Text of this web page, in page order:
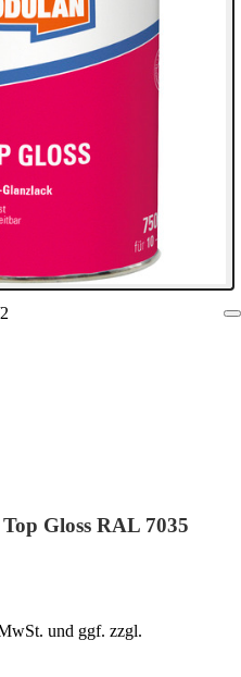
2
Gloss RAL 7035
und ggf. zzgl.